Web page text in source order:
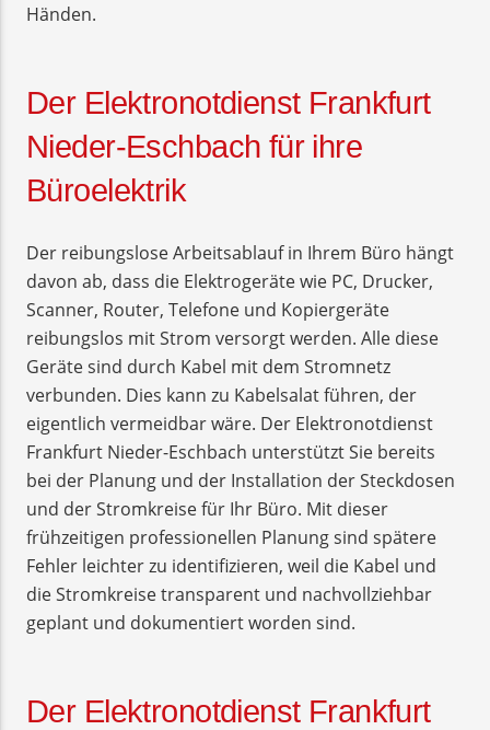
Händen.
Der Elektronotdienst Frankfurt
Nieder-Eschbach für ihre
Büroelektrik
Der reibungslose Arbeitsablauf in Ihrem Büro hängt
davon ab, dass die Elektrogeräte wie PC, Drucker,
Scanner, Router, Telefone und Kopiergeräte
reibungslos mit Strom versorgt werden. Alle diese
Geräte sind durch Kabel mit dem Stromnetz
verbunden. Dies kann zu Kabelsalat führen, der
eigentlich vermeidbar wäre. Der Elektronotdienst
Frankfurt Nieder-Eschbach unterstützt Sie bereits
bei der Planung und der Installation der Steckdosen
und der Stromkreise für Ihr Büro. Mit dieser
frühzeitigen professionellen Planung sind spätere
Fehler leichter zu identifizieren, weil die Kabel und
die Stromkreise transparent und nachvollziehbar
geplant und dokumentiert worden sind.
Der Elektronotdienst Frankfurt